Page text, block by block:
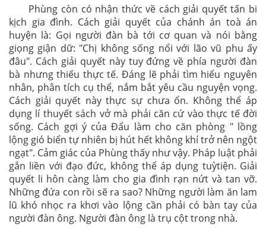
Phùng còn có nhận thức về cách giải quyết tấn bi
kịch gia đình. Cách giải quyết của chánh án toà án
huyện là: Gọi người đàn bà tới cơ quan và nói bằng
giọng giận dữ: "Chị không sống nổi với lão vũ phu ấy
đâu". Cách giải quyết này tuy đứng về phía người đàn
bà nhưng thiếu thực tế. Đáng lẽ phải tìm hiểu nguyên
nhân, phân tích cụ thể, nắm bắt yêu cầu nguyện vọng.
Cách giải quyết này thực sự chưa ổn. Không thể áp
dụng lí thuyết sách vở mà phải căn cứ vào thực tế đời
sống. Cách gợi ý của Đẩu làm cho căn phòng " lồng
lộng gió biển tự nhiên bị hút hết không khí trở nên ngột
ngạt". Cảm giác của Phùng thấy như vậy. Pháp luật phải
gắn liền với đạo đức, không thể áp dụng tuỳtiện. Giải
quyết li hôn càng làm cho gia đình rạn nứt và tan vỡ.
Những đứa con rồi sẽ ra sao? Những người làm ăn lam
lũ khó nhọc ra khơi vào lộng cần phải có bàn tay của
người đàn ông. Người đàn ông là trụ cột trong nhà.